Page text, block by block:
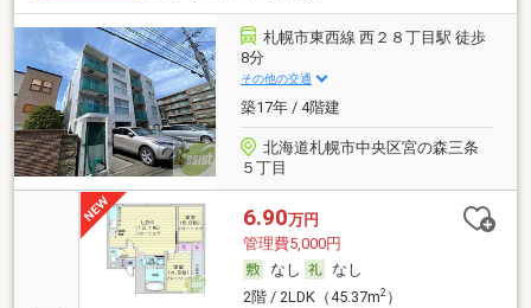
札幌市東西線 西２８丁目駅 徒歩
8分
その他の交通
築17年 / 4階建
北海道札幌市中央区宮の森三条
５丁目
6.90万円
管理費5,000円
なし
なし
2階 / 2LDK（45.37m2）